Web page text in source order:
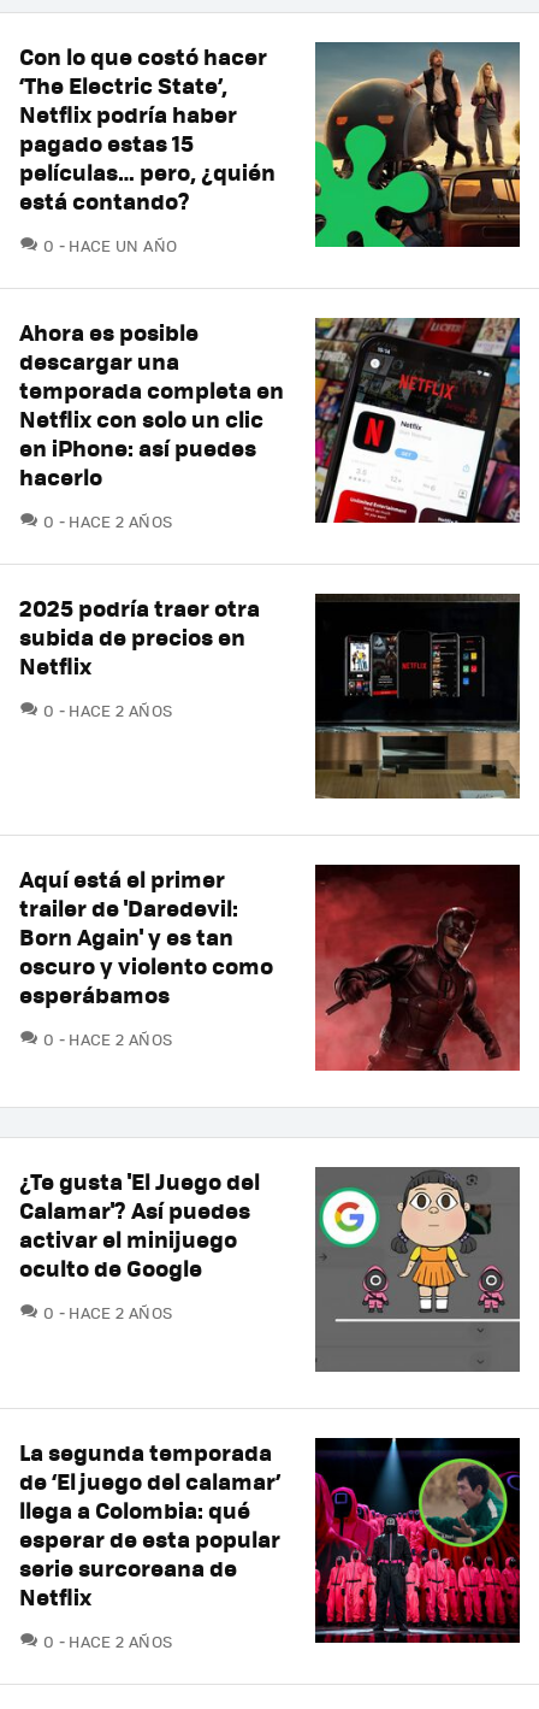
Con lo que costó hacer
‘The Electric State’,
Netflix podría haber
pagado estas 15
películas… pero, ¿quién
está contando?
0 COMENTARIOS
HACE UN AÑO
Ahora es posible
descargar una
temporada completa en
Netflix con solo un clic
en iPhone: así puedes
hacerlo
0 COMENTARIOS
HACE 2 AÑOS
2025 podría traer otra
subida de precios en
Netflix
0 COMENTARIOS
HACE 2 AÑOS
Aquí está el primer
trailer de 'Daredevil:
Born Again' y es tan
oscuro y violento como
esperábamos
0 COMENTARIOS
HACE 2 AÑOS
¿Te gusta 'El Juego del
Calamar'? Así puedes
activar el minijuego
oculto de Google
0 COMENTARIOS
HACE 2 AÑOS
La segunda temporada
de ‘El juego del calamar’
llega a Colombia: qué
esperar de esta popular
serie surcoreana de
Netflix
0 COMENTARIOS
HACE 2 AÑOS